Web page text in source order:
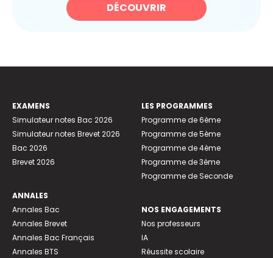
DÉCOUVRIR
EXAMENS
Simulateur notes Bac 2026
Simulateur notes Brevet 2026
Bac 2026
Brevet 2026
ANNALES
Annales Bac
Annales Brevet
Annales Bac Français
Annales BTS
LES PROGRAMMES
Programme de 6ème
Programme de 5ème
Programme de 4ème
Programme de 3ème
Programme de Seconde
NOS ENGAGEMENTS
Nos professeurs
IA
Réussite scolaire